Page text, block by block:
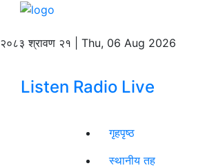
२०८३ श्रावण २१ | Thu, 06 Aug 2026
Listen Radio Live
गृहपृष्ठ
स्थानीय तह